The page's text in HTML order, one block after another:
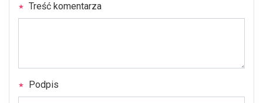
Treść komentarza
Podpis